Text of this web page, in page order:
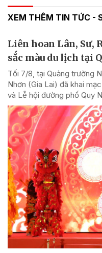
XEM THÊM TIN TỨC -
Liên hoan Lân, Sư,
sắc màu du lịch tại
Tối 7/8, tại Quảng trường
Nhơn (Gia Lai) đã khai
và Lễ hội đường phố Quy